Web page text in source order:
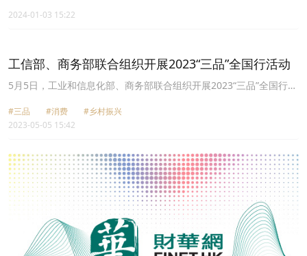
书、拼多多、携程、美腕、得物、美团、饿了么等17家互联网平台企
供“警示类”的违法典型案例等，从而帮助平台企业提升对潜在违法行
为的识别和处置的效率，提高互联网治理水平。
2024-01-03 15:22
工信部、商务部联合组织开展2023“三品”全国行活动
5月5日，工业和信息化部、商务部联合组织开展2023“三品”全国行活
线，月月有主题，周周有活动。十大行业领域助力消费升级。突出行
业协会组织协调作用，聚焦服装、家纺、家具、家电、五金、洗涤、
东、阿里、唯品会、抖音、快手、得物等电商平台对接重点消费品生
产企业，整合行业优势资源，打造永不落幕的“三品”博览会。支持物
美、百安居、永辉、国美、苏宁、居然之家、红星美凯龙等零售企业
线下同步开展活动，发展预售、定制等产销对接方式，实现供需适配
和精准交付。支持特色产区发挥自有资源优势，构建和谐区域发展生
态，打造重点消费品行业发展新势能。
#三品 #消费
#乡村振兴
2023-05-05 15:42